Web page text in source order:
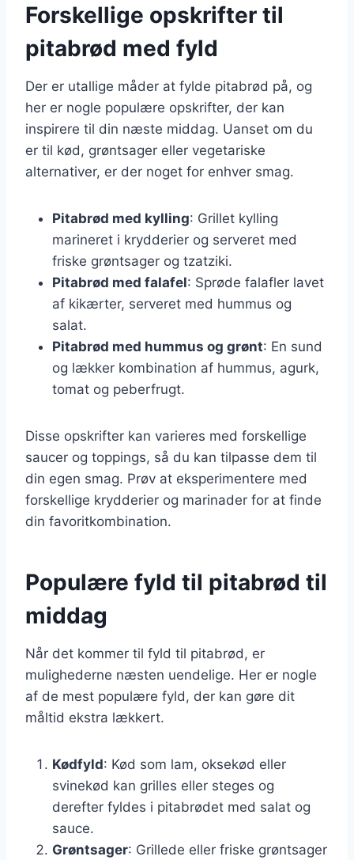
Forskellige opskrifter til
pitabrød med fyld
Der er utallige måder at fylde pitabrød på, og
her er nogle populære opskrifter, der kan
inspirere til din næste middag. Uanset om du
er til kød, grøntsager eller vegetariske
alternativer, er der noget for enhver smag.
Pitabrød med kylling: Grillet kylling
marineret i krydderier og serveret med
friske grøntsager og tzatziki.
Pitabrød med falafel: Sprøde falafler lavet
af kikærter, serveret med hummus og
salat.
Pitabrød med hummus og grønt: En sund
og lækker kombination af hummus, agurk,
tomat og peberfrugt.
Disse opskrifter kan varieres med forskellige
saucer og toppings, så du kan tilpasse dem til
din egen smag. Prøv at eksperimentere med
forskellige krydderier og marinader for at finde
din favoritkombination.
Populære fyld til pitabrød til
middag
Når det kommer til fyld til pitabrød, er
mulighederne næsten uendelige. Her er nogle
af de mest populære fyld, der kan gøre dit
måltid ekstra lækkert.
Kødfyld: Kød som lam, oksekød eller
svinekød kan grilles eller steges og
derefter fyldes i pitabrødet med salat og
sauce.
Grøntsager: Grillede eller friske grøntsager